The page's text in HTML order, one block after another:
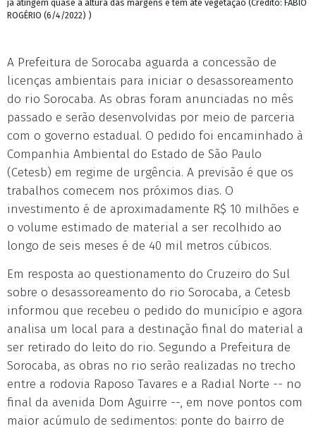
já atingem quase a altura das margens e têm até vegetação (Crédito: FÁBIO
ROGÉRIO (6/4/2022) )
A Prefeitura de Sorocaba aguarda a concessão de
licenças ambientais para iniciar o desassoreamento
do rio Sorocaba. As obras foram anunciadas no mês
passado e serão desenvolvidas por meio de parceria
com o governo estadual. O pedido foi encaminhado à
Companhia Ambiental do Estado de São Paulo
(Cetesb) em regime de urgência. A previsão é que os
trabalhos comecem nos próximos dias. O
investimento é de aproximadamente R$ 10 milhões e
o volume estimado de material a ser recolhido ao
longo de seis meses é de 40 mil metros cúbicos.
Em resposta ao questionamento do Cruzeiro do Sul
sobre o desassoreamento do rio Sorocaba, a Cetesb
informou que recebeu o pedido do município e agora
analisa um local para a destinação final do material a
ser retirado do leito do rio. Segundo a Prefeitura de
Sorocaba, as obras no rio serão realizadas no trecho
entre a rodovia Raposo Tavares e a Radial Norte -- no
final da avenida Dom Aguirre --, em nove pontos com
maior acúmulo de sedimentos: ponte do bairro de